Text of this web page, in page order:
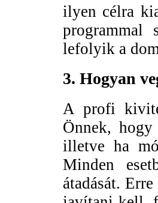
ilyen célra
programmal
lefolyik a
3. Hogyan
A profi
Önnek,
illetve ha
Minden
átadását.